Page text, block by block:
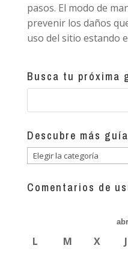
pasos. El modo de
prevenir los daños
uso del sitio estando
Busca tu próxima
Descubre más
Descubre
más
guías
Comentarios de
L M X J